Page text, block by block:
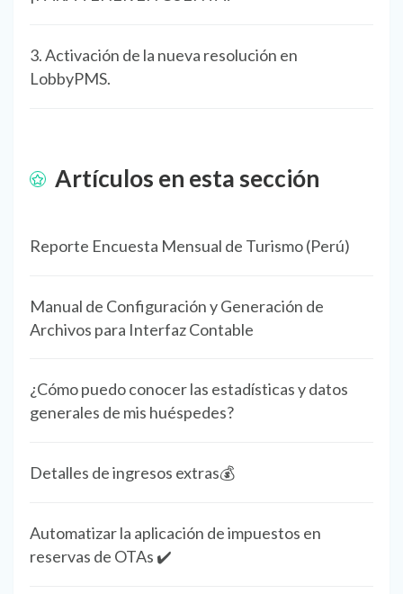
3. Activación de la nueva resolución en
LobbyPMS.
Artículos en esta sección
Reporte Encuesta Mensual de Turismo (Perú)
Manual de Configuración y Generación de
Archivos para Interfaz Contable
¿Cómo puedo conocer las estadísticas y datos
generales de mis huéspedes?
Detalles de ingresos extras💰
Automatizar la aplicación de impuestos en
reservas de OTAs ✔️